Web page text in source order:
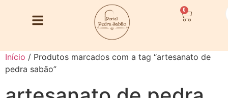
0
Início / Produtos marcados com a tag “artesanato de
pedra sabão”